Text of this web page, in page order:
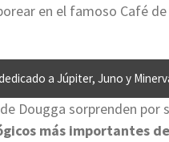
en el famoso Café
a Júpiter, Juno y
Dougga sorprenden por
más importantes